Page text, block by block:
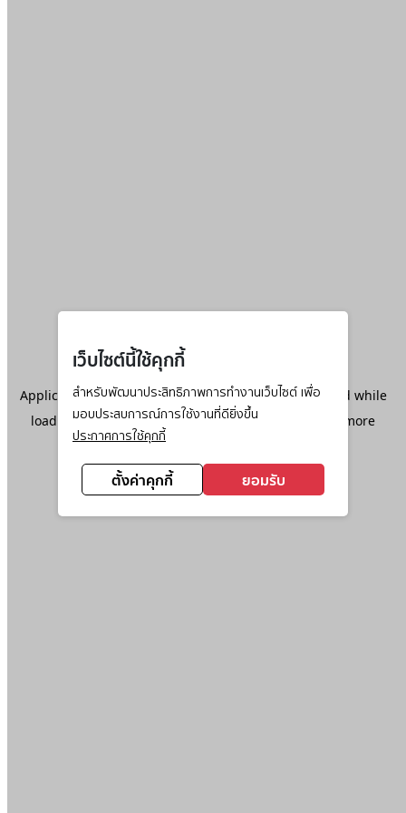
เว็บไซต์นี้ใช้คุกกี้
สำหรับพัฒนาประสิทธิภาพการทำงานเว็บไซต์ เพื่อ
มอบประสบการณ์การใช้งานที่ดียิ่งขึ้น
ประกาศการใช้คุกกี้
ตั้งค่าคุกกี้ ยอมรับ
Application error: aclient-side exception has occurred while
loadingwww.ktc.co.th(see the browser console
for more
information).